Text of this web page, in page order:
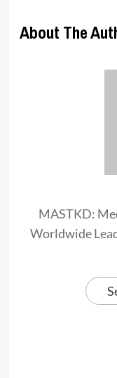
About The
MASTKD:
Worldwide